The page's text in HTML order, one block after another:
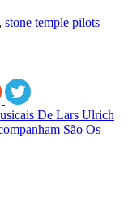
, stone temple pilots
De Lars Ulrich
São Os